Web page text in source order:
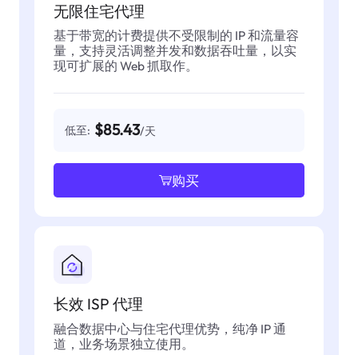
无限住宅代理
基于带宽的计费提供不受限制的 IP 和流量容
量，支持灵活调整并发和数据吞吐量，以实
现可扩展的 Web 抓取作。
低至: $85.43/天
购买
长效 ISP 代理
融合数据中心与住宅代理优势，纯净 IP 通
道，业务场景独立使用。